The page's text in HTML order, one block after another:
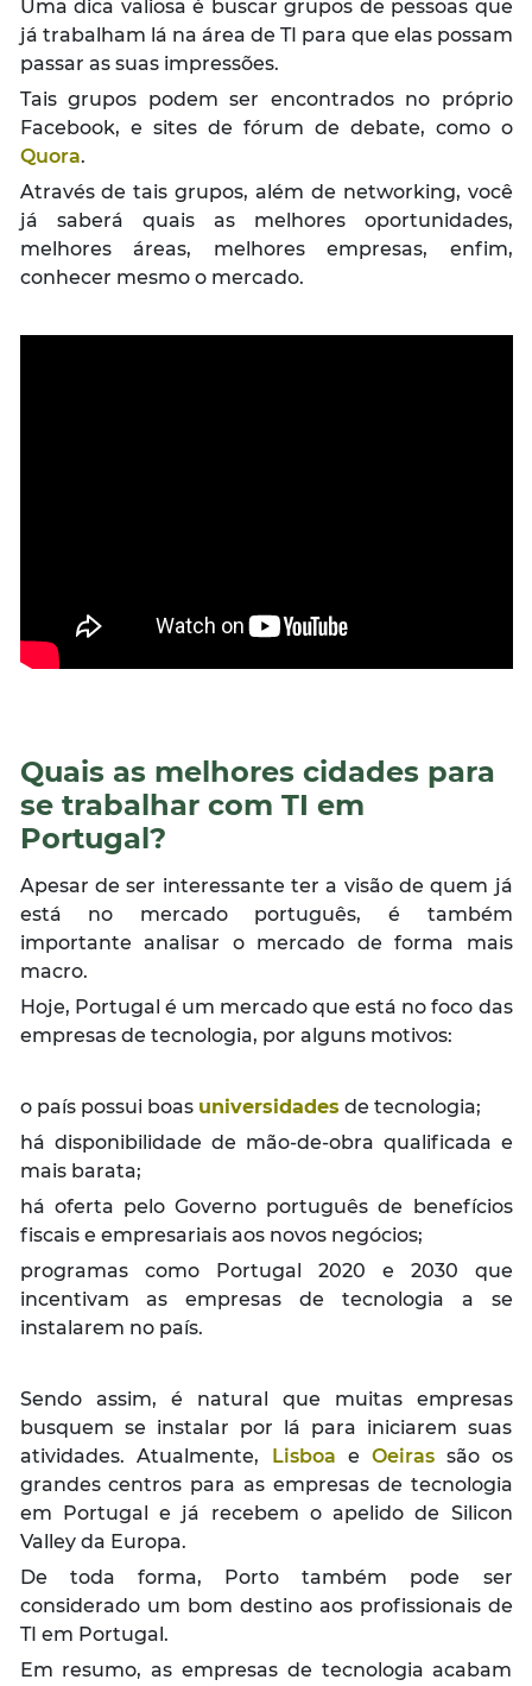
Uma dica valiosa é buscar grupos de pessoas que
já trabalham lá na área de TI para que elas possam
passar as suas impressões.
Tais grupos podem ser encontrados no próprio
Facebook, e sites de fórum de debate, como o
Quora.
Através de tais grupos, além de networking, você
já saberá quais as melhores oportunidades,
melhores áreas, melhores empresas, enfim,
conhecer mesmo o mercado.
Quais as melhores cidades para
se trabalhar com TI em
Portugal?
Apesar de ser interessante ter a visão de quem já
está no mercado português, é também
importante analisar o mercado de forma mais
macro.
Hoje, Portugal é um mercado que está no foco das
empresas de tecnologia, por alguns motivos:
o país possui boas universidades de tecnologia;
há disponibilidade de mão-de-obra qualificada e
mais barata;
há oferta pelo Governo português de benefícios
fiscais e empresariais aos novos negócios;
programas como Portugal 2020 e 2030 que
incentivam as empresas de tecnologia a se
instalarem no país.
Sendo assim, é natural que muitas empresas
busquem se instalar por lá para iniciarem suas
atividades. Atualmente,
Lisboa e Oeirassão os
grandes centros para as empresas de tecnologia
em Portugal e já recebem o apelido de Silicon
Valley da Europa.
De toda forma, Porto também pode ser
considerado um bom destino aos profissionais de
TI em Portugal.
Em resumo, as empresas de tecnologia acabam